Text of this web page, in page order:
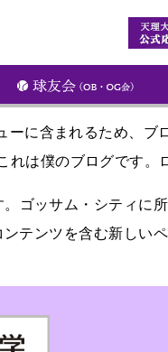
に含まれるため、ブ
は僕のブログです
ゴッサム・シティに
テンツを含む新しい